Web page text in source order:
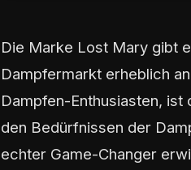
Die Marke Lost Mary gibt
Dampfermarkt erheblich
Dampfen-Enthusiasten,
den Bedürfnissen der
echter Game-Changer